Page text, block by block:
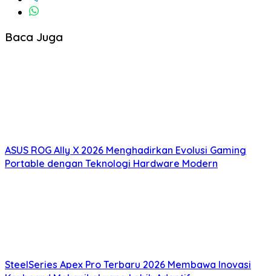
Baca Juga
ASUS ROG Ally X 2026 Menghadirkan Evolusi Gaming
Portable dengan Teknologi Hardware Modern
SteelSeries Apex Pro Terbaru 2026 Membawa Inovasi